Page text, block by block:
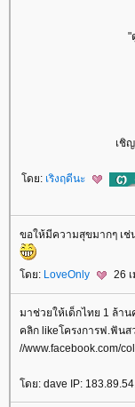
"
เชิ
ดย: เริงฤดีนะ
ขอให้มีความสุขมากๆ เช่
ดย: LoveOnly 26
มาช่วยให้เด็กไทย 1 ล้า
คลิก likeโครงการฟ.ฟัน
//www.facebook.com/
ดย: dave IP: